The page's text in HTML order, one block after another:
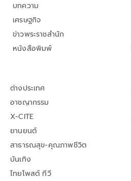
บทความ
เศรษฐกิจ
ข่าวพระราชสำนัก
หนังสือพิมพ์
ต่างประเทศ
อาชญากรรม
X-CITE
ยานยนต์
สาธารณสุข-คุณภาพชีวิต
บันเทิง
ไทยโพสต์ ทีวี